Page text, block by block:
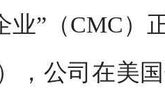
”（CMC）
，公司在美